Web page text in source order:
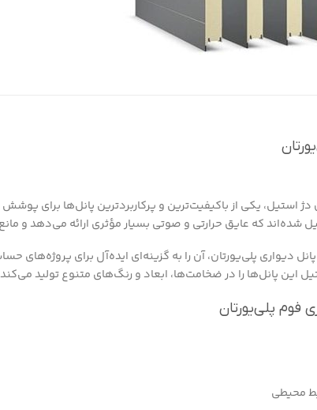
استیل، یکی از باکیفیت‌ترین و پرکاربردترین پانل‌ها برای
شده‌اند که عایق حرارتی و صوتی بسیار مؤثری ارائه می‌دهد و
دیواری پلی‌یورتان، آن را به گزینه‌ای ایده‌آل برای پروژه‌های
پانل‌ها را در ضخامت‌ها، ابعاد و رنگ‌های متنوع تولید می‌کند
فوم پلی‌یورتان
محیطی